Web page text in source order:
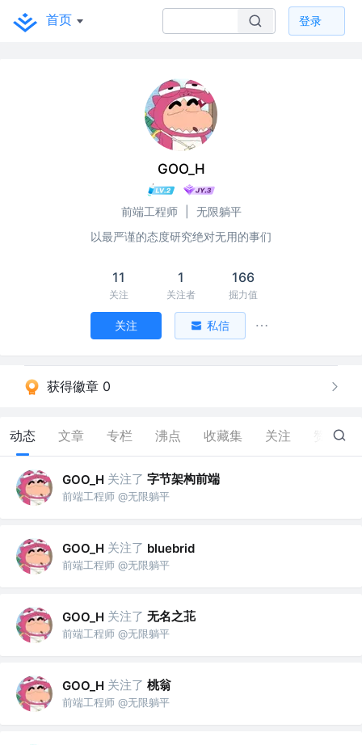
首页 登录
GOO_H
前端工程师
无限躺平
以最严谨的态度研究绝对无用的事们
11
关注
1
关注者
166
掘力值
关注 私信
获得徽章 0
动态 文章 专栏 沸点 收藏集 关注 1
GOO_H 关注了 字节架构前端
前端工程师 @无限躺平
GOO_H 关注了 bluebrid
前端工程师 @无限躺平
GOO_H 关注了 无名之苝
前端工程师 @无限躺平
GOO_H 关注了 桃翁
前端工程师 @无限躺平